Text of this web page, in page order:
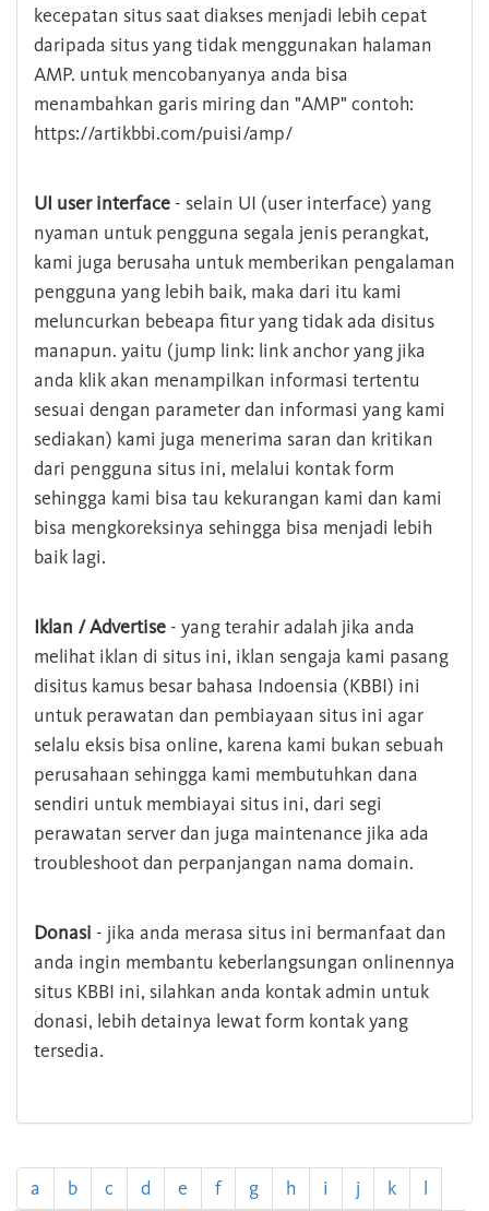
kecepatan situs saat diakses menjadi lebih cepat
daripada situs yang tidak menggunakan halaman
AMP. untuk mencobanyanya anda bisa
menambahkan garis miring dan "AMP" contoh:
https://artikbbi.com/puisi/amp/
UI user interface - selain UI (user interface) yang
nyaman untuk pengguna segala jenis perangkat,
kami juga berusaha untuk memberikan pengalaman
pengguna yang lebih baik, maka dari itu kami
meluncurkan bebeapa fitur yang tidak ada disitus
manapun. yaitu (jump link: link anchor yang jika
anda klik akan menampilkan informasi tertentu
sesuai dengan parameter dan informasi yang kami
sediakan) kami juga menerima saran dan kritikan
dari pengguna situs ini, melalui kontak form
sehingga kami bisa tau kekurangan kami dan kami
bisa mengkoreksinya sehingga bisa menjadi lebih
baik lagi.
Iklan / Advertise - yang terahir adalah jika anda
melihat iklan di situs ini, iklan sengaja kami pasang
disitus kamus besar bahasa Indoensia (KBBI) ini
untuk perawatan dan pembiayaan situs ini agar
selalu eksis bisa online, karena kami bukan sebuah
perusahaan sehingga kami membutuhkan dana
sendiri untuk membiayai situs ini, dari segi
perawatan server dan juga maintenance jika ada
troubleshoot dan perpanjangan nama domain.
Donasi - jika anda merasa situs ini bermanfaat dan
anda ingin membantu keberlangsungan onlinennya
situs KBBI ini, silahkan anda kontak admin untuk
donasi, lebih detainya lewat form kontak yang
tersedia.
a b c d e f g h i j k l